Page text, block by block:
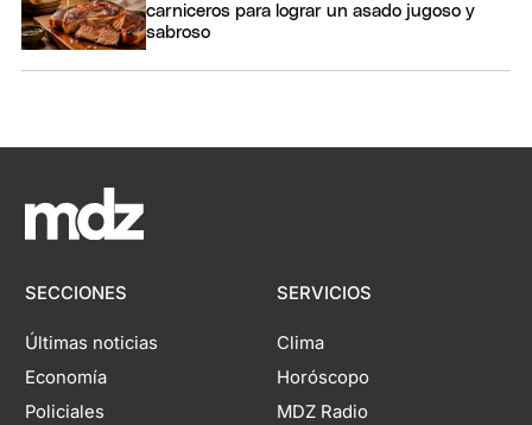
carniceros para lograr un asado jugoso y
sabroso
SECCIONES
Últimas noticias
Economía
Policiales
SERVICIOS
Clima
Horóscopo
MDZ Radio